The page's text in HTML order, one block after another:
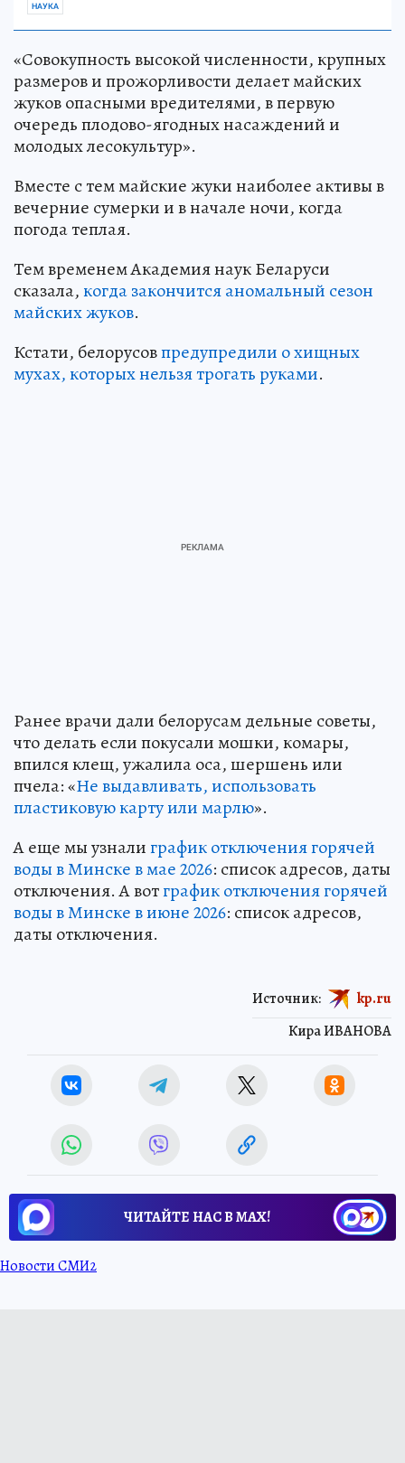
НАУКА
«Совокупность высокой численности, крупных
размеров и прожорливости делает майских
жуков опасными вредителями, в первую
очередь плодово-ягодных насаждений и
молодых лесокультур».
Вместе с тем майские жуки наиболее активы в
вечерние сумерки и в начале ночи, когда
погода теплая.
Тем временем Академия наук Беларуси
сказала,когда закончится аномальный сезон
майских жуков.
Кстати, белорусовпредупредили о хищных
мухах, которых нельзя трогать руками.
Ранее врачи дали белорусам дельные советы,
что делать если покусали мошки, комары,
впился клещ, ужалила оса, шершень или
пчела: «Не выдавливать, использовать
пластиковую карту или марлю».
А еще мы узналиграфик отключения горячей
воды в Минске в мае 2026: список адресов, даты
отключения. А вотграфик отключения горячей
воды в Минске в июне 2026: список адресов,
даты отключения.
Кира ИВАНОВА
Источник: kp.ru
ЧИТАЙТЕ НАС В МАХ!
Новости СМИ2